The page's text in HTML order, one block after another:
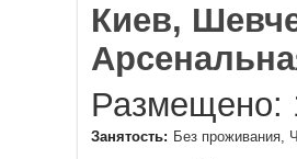
Киев,
Размещено:
Занятость: Без проживания,